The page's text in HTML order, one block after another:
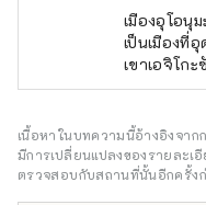
เมืองอุโอนุ
เป็นเมืองที่
เขาเอจิโก
ละลายในฤ
ดอกซากุระ
กิจกรรมกล
และใบไม้เ
เนื้อหาในบทความนี้อ้างอิงจาก
มีการเปลี่ยนแปลงของรายละ
ตรวจสอบกับสถานที่นั้นอีกครั้ง